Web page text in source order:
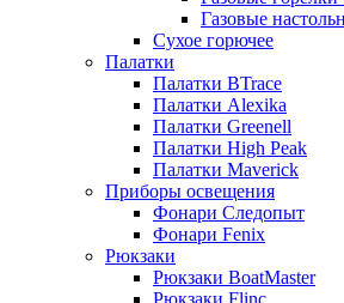
Газовые
Сухое горючее
Палатки
Палатки BTrace
Палатки Alexika
Палатки Greenell
Палатки High Peak
Палатки Maverick
Приборы освещения
Фонари Следопыт
Фонари Fenix
Рюкзаки
Рюкзаки BoatMaster
Рюкзаки Flinc